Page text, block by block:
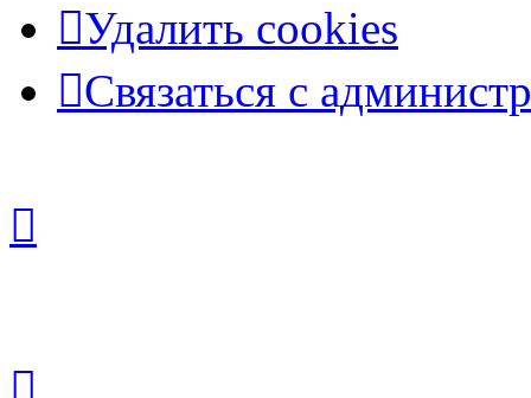
Удалить cookies
Связаться с